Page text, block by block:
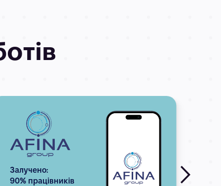
Залучено:
90% працівників